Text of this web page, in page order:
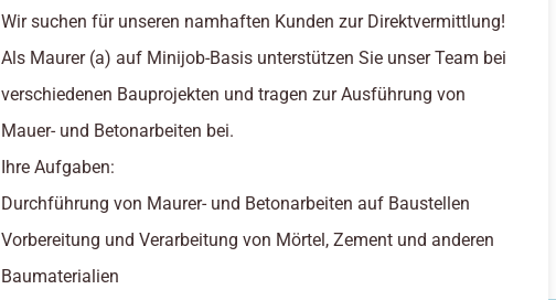
Wir suchen für unseren namhaften Kunden zur Direktvermittlung!
Als Maurer (a) auf Minijob-Basis unterstützen Sie unser Team bei
verschiedenen Bauprojekten und tragen zur Ausführung von
Mauer- und Betonarbeiten bei.
Ihre Aufgaben:
Durchführung von Maurer- und Betonarbeiten auf Baustellen
Vorbereitung und Verarbeitung von Mörtel, Zement und anderen
Baumaterialien